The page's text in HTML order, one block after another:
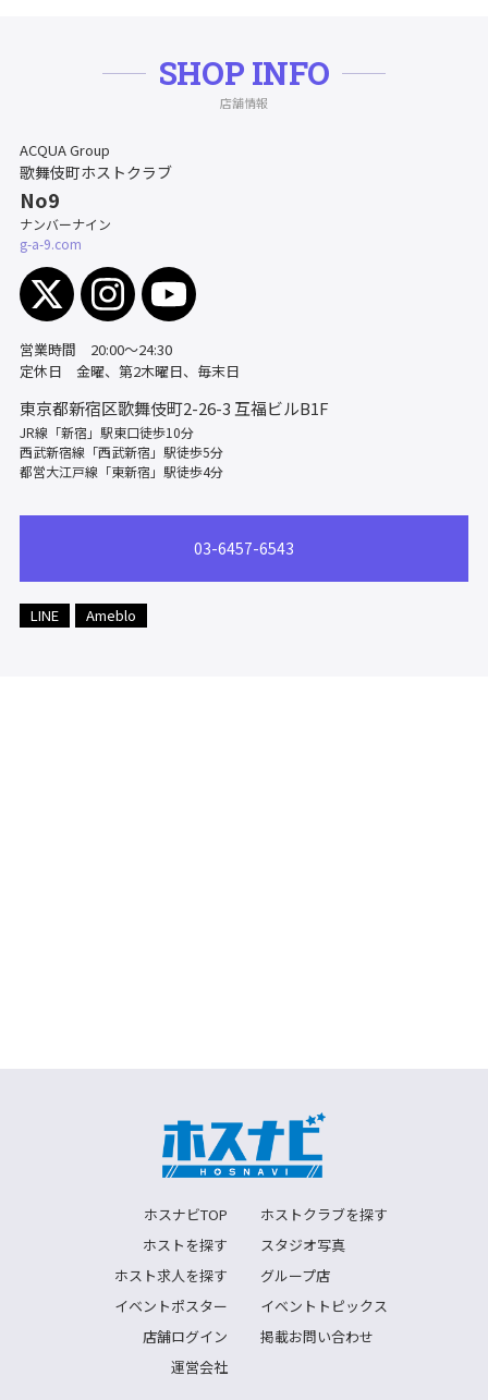
SHOP INFO
店舗情報
ACQUA Group
歌舞伎町ホストクラブ
No9
ナンバーナイン
g-a-9.com
営業時間 20:00～24:30
定休日 金曜、第2木曜日、毎末日
東京都新宿区歌舞伎町2-26-3 互福ビルB1F
JR線「新宿」駅東口徒歩10分
西武新宿線「西武新宿」駅徒歩5分
都営大江戸線「東新宿」駅徒歩4分
03-6457-6543
LINE Ameblo
ホスナビTOP
ホストクラブを探す
ホストを探す
スタジオ写真
ホスト求人を探す
グループ店
イベントポスター
イベントトピックス
店舗ログイン
掲載お問い合わせ
運営会社